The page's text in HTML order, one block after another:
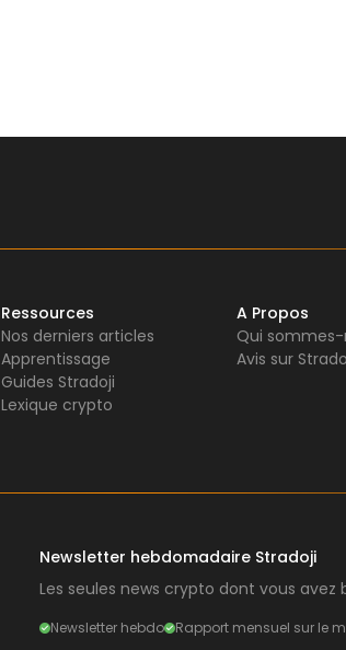
Ressources
Nos derniers articles
Apprentissage
Guides Stradoji
Lexique crypto
A Propos
Qui sommes-
Avis sur
Newsletter hebdomadaire Stradoji
Les seules news crypto dont vous
Newsletter hebdo Rapport mensuel sur le